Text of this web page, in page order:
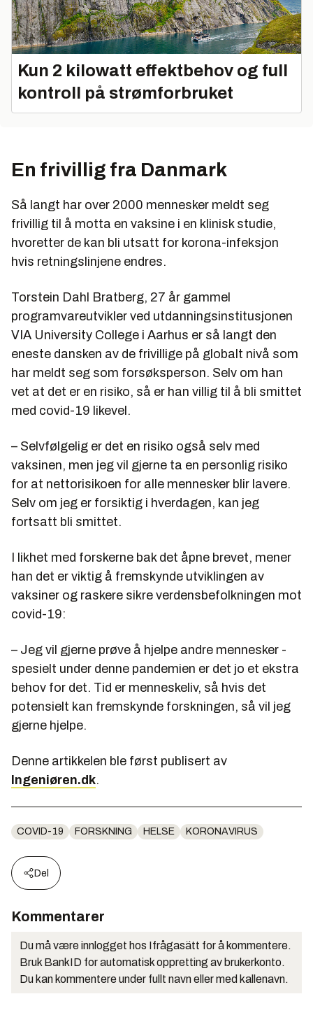
Kun 2 kilowatt effektbehov og full
kontroll på strømforbruket
En frivillig fra Danmark
Så langt har over 2000 mennesker meldt seg
frivillig til å motta en vaksine i en klinisk studie,
hvoretter de kan bli utsatt for korona-infeksjon
hvis retningslinjene endres.
Torstein Dahl Bratberg, 27 år gammel
programvareutvikler ved utdanningsinstitusjonen
VIA University College i Aarhus er så langt den
eneste dansken av de frivillige på globalt nivå som
har meldt seg som forsøksperson. Selv om han
vet at det er en risiko, så er han villig til å bli smittet
med covid-19 likevel.
– Selvfølgelig er det en risiko også selv med
vaksinen, men jeg vil gjerne ta en personlig risiko
for at nettorisikoen for alle mennesker blir lavere.
Selv om jeg er forsiktig i hverdagen, kan jeg
fortsatt bli smittet.
I likhet med forskerne bak det åpne brevet, mener
han det er viktig å fremskynde utviklingen av
vaksiner og raskere sikre verdensbefolkningen mot
covid-19:
– Jeg vil gjerne prøve å hjelpe andre mennesker -
spesielt under denne pandemien er det jo et ekstra
behov for det. Tid er menneskeliv, så hvis det
potensielt kan fremskynde forskningen, så vil jeg
gjerne hjelpe.
Denne artikkelen ble først publisert av
Ingeniøren.dk.
COVID-19 FORSKNING HELSE KORONAVIRUS
Del
Kommentarer
Du må være innlogget hos Ifrågasätt for å kommentere.
Bruk BankID for automatisk oppretting av brukerkonto.
Du kan kommentere under fullt navn eller med kallenavn.